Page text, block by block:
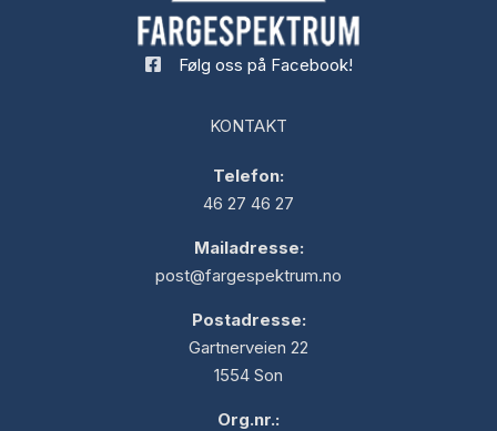
Følg oss på Facebook!
KONTAKT
Telefon:
46 27 46 27
Mailadresse:
post@fargespektrum.no
Postadresse:
Gartnerveien 22
1554 Son
Org.nr.: